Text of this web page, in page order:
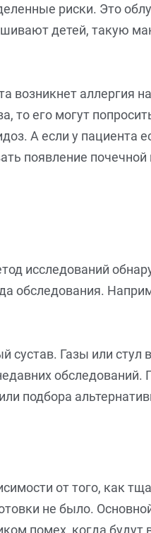
риски. Это
детей, такую
возникнет аллергия
его могут
А если у пациента
появление
исследований
обследования.
Газы или стул
подбора
от того, как
не было.
помех, когда